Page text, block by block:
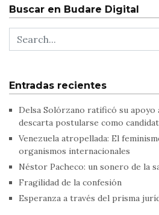
Buscar en Budare Digital
Entradas recientes
Delsa Solórzano ratificó su apoyo
descarta postularse como
Venezuela atropellada: El
organismos internacionales
Néstor Pacheco: un sonero de la
Fragilidad de la confesión
Esperanza a través del prisma